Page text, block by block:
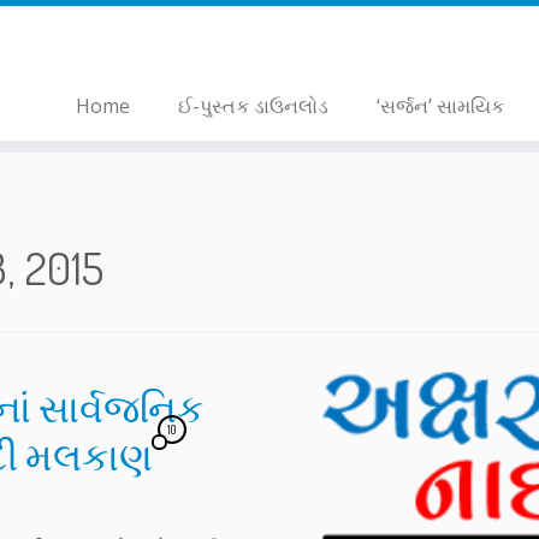
Home ઈ-પુસ્તક ડાઉનલોડ ‘સર્જન’ સામયિક
2015
સાર્વજનિક
મલકાણ
10